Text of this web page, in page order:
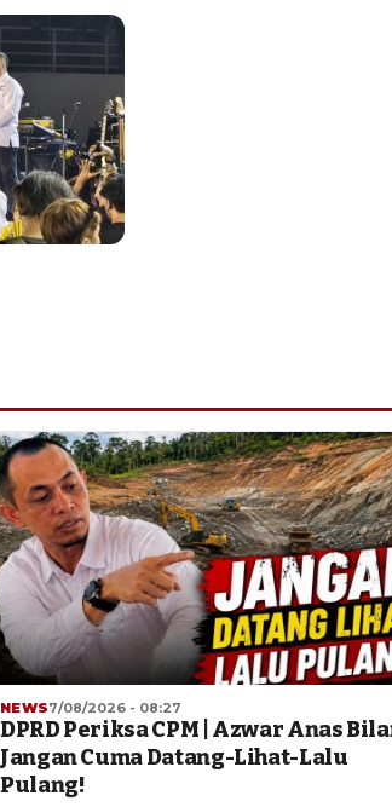
NEWS7/08/2026 - 08:27
DPRD Periksa CPM | Azwar Anas
Jangan Cuma Datang-Lihat-Lalu
Pulang!